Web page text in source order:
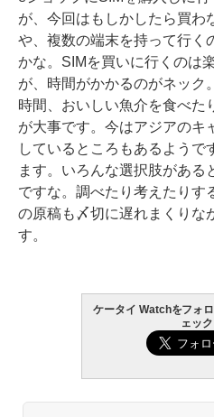
が、今回はもしかしたら買わ
や、複数の端末を持って行く
かな。SIMを買いに行くのは
が、時間がかかるのがネック
時間、おいしい魚介を食べた
が大事です。今はアジアのキ
しているところもあるようで
ます。いろんな選択肢がある
ですな。調べたり考えたりす
の原稿も〆切に遅れまくりな
す。
ケータイ Watchをフォ
ェック